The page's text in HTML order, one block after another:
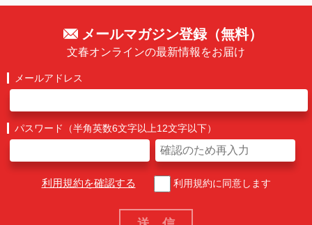
メールマガジン登録（無料）
文春オンラインの最新情報をお届け
メールアドレス
パスワード（半角英数6文字以上12文字以下）
利用規約を確認する 利用規約に同意します